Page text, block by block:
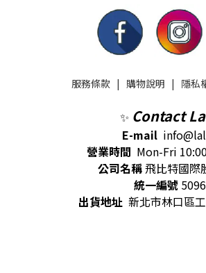
服務條款| 購物說明 | 隱私
✨ Contact
E-mail
營業時間 Mon-Fri
公司名稱飛比特國際
統一編號
出貨地址 新北市林口區